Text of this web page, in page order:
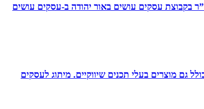
בקבוצת עסקים עושים באור יהודה‏ ב-‏עסקים עושים
ולאינטרנט הכולל גם מוצרים בעלי תכנים שיווקיים. מיתוג לעסקים